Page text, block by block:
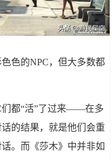
色的NPC，但大多数都
都“活”了过来——在多
的结果，就是他们会重
。而《莎木》中并非如